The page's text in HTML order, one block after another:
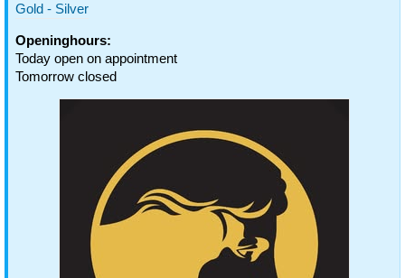
Gold - Silver
Openinghours:
Today open on appointment
Tomorrow closed